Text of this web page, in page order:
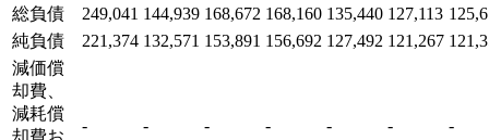
総負債
249,041 144,939 168,672 168,160 135,440 127,113
純負債
221,374 132,571 153,891 156,692 127,492 121,267
減価償
却費、
減耗償
- - - - - - -